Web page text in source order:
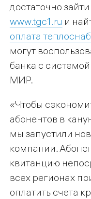
достаточно
www.tgc1.ru и
оплата
могут
банка с
МИР.
«Чтобы
абонентов в
мы запустили
компании.
квитанцию
всех регионах
оплатить счета